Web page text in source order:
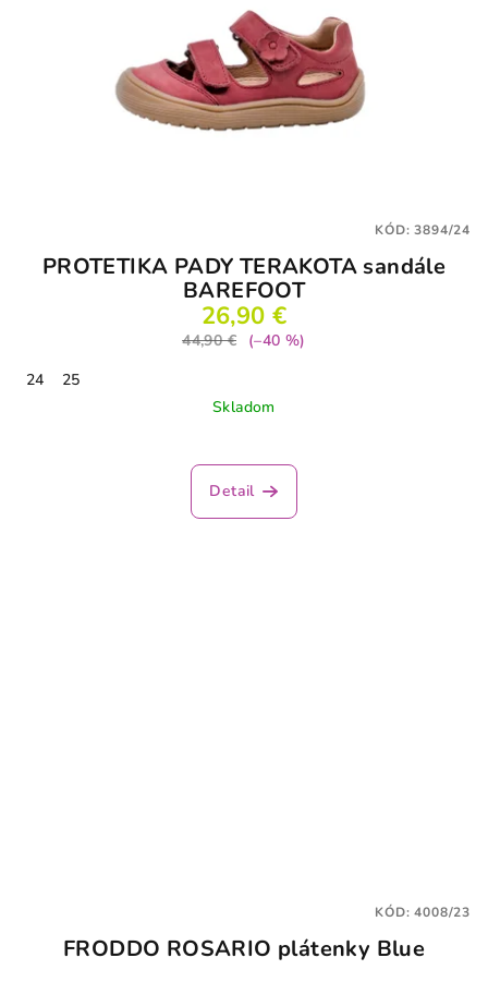
PROTETIKA PADY TERAKOTA sandále
BAREFOOT
26,90 €
44,90 €
(–40 %)
24
25
Skladom
hodnotenie
produktu
Detail
KÓD:3894/24
FRODDO ROSARIO plátenky Blue
KÓD:4008/23